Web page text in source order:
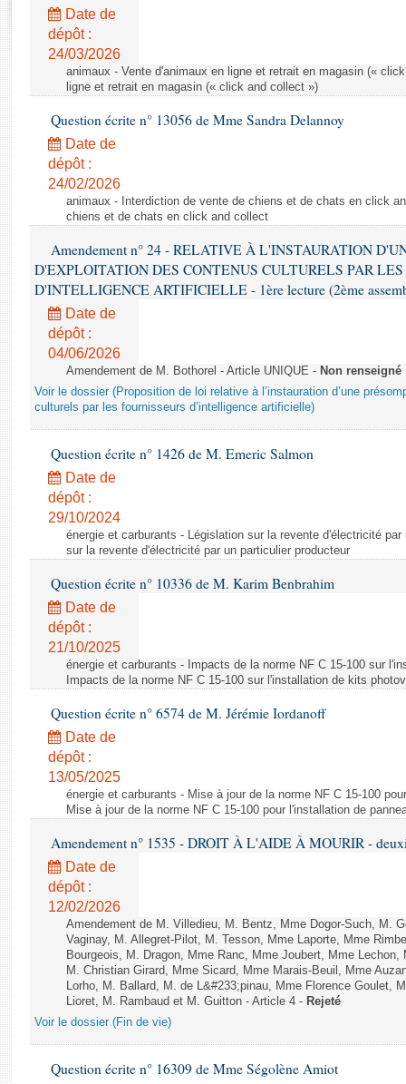
Rapports législatifs
Rapports sur l'application des lois
Baromètre de l’application des lois
Dossiers législatifs
Budget et sécurité sociale
Questions écrites et orales
Comptes rendus des débats
Date de
dépôt :
24/03/2026
animaux - Vente d'animaux en ligne et retrait en magasin («
ligne et retrait en magasin (« click and collect »)
Question écrite n° 13056 de Mme Sandra Delannoy
Date de
dépôt :
24/02/2026
animaux - Interdiction de vente de chiens et de chats en click
chiens et de chats en click and collect
Amendement n° 24 - RELATIVE À L'INSTAURATION
D'EXPLOITATION DES CONTENUS CULTURELS PAR LES
D'INTELLIGENCE ARTIFICIELLE - 1ère lecture (2ème
Date de
dépôt :
04/06/2026
Amendement de M. Bothorel - Article UNIQUE - Non renseigné
Voir le dossier (Proposition de loi relative à l’instauration d’une
culturels par les fournisseurs d’intelligence artificielle)
Question écrite n° 1426 de M. Emeric Salmon
Date de
dépôt :
29/10/2024
énergie et carburants - Législation sur la revente d'électricité
sur la revente d'électricité par un particulier producteur
Question écrite n° 10336 de M. Karim Benbrahim
Date de
dépôt :
21/10/2025
énergie et carburants - Impacts de la norme NF C 15-100 sur
Impacts de la norme NF C 15-100 sur l'installation de kits
Question écrite n° 6574 de M. Jérémie Iordanoff
Date de
dépôt :
13/05/2025
énergie et carburants - Mise à jour de la norme NF C 15-100
Mise à jour de la norme NF C 15-100 pour l'installation de
Amendement n° 1535 - DROIT À L'AIDE À MOURIR -
Date de
dépôt :
12/02/2026
Amendement de M. Villedieu, M. Bentz, Mme Dogor-Such, M.
Vaginay, M. Allegret-Pilot, M. Tesson, Mme Laporte, Mme
Bourgeois, M. Dragon, Mme Ranc, Mme Joubert, Mme
M. Christian Girard, Mme Sicard, Mme Marais-Beuil, Mme
Lorho, M. Ballard, M. de L&#233;pinau, Mme Florence Goulet,
Lioret, M. Rambaud et M. Guitton - Article 4 - Rejeté
Voir le dossier (Fin de vie)
Question écrite n° 16309 de Mme Ségolène Amiot